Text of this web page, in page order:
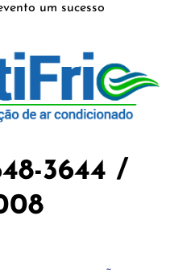
um sucesso
3644 /